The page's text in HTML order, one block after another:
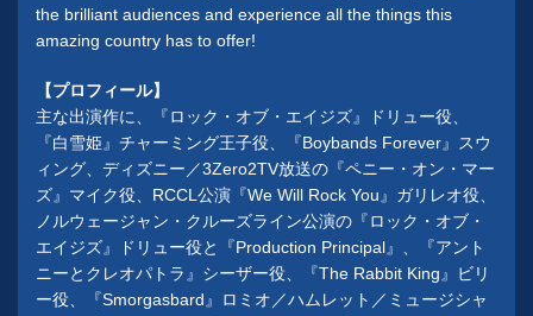
the brilliant audiences and experience all the things this
amazing country has to offer!
【プロフィール】
主な出演作に、『ロック・オブ・エイジズ』ドリュー役、
『白雪姫』チャーミング王子役、『Boybands Forever』スウ
ィング、ディズニー／3Zero2TV放送の『ペニー・オン・マー
ズ』マイク役、RCCL公演『We Will Rock You』ガリレオ役、
ノルウェージャン・クルーズライン公演の『ロック・オブ・
エイジズ』ドリュー役と『Production Principal』、『アント
ニーとクレオパトラ』シーザー役、『The Rabbit King』ビリ
ー役、『Smorgasbard』ロミオ／ハムレット／ミュージシャ